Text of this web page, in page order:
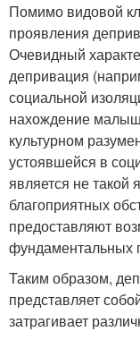
Помимо видовой
проявления
Очевидный
депривация
социальной
нахождение
культурном
устоявшейся в
является не
благоприятных
предоставляют
фундаментальных
Таким образом,
представляет
затрагивает